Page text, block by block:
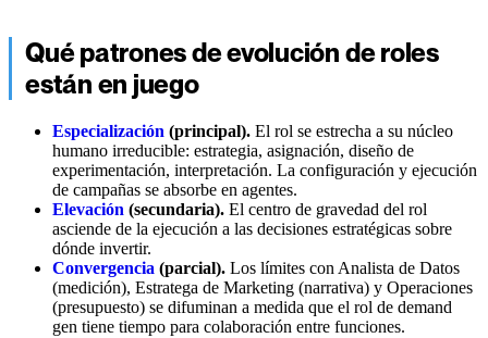
Qué patrones de evolución de roles
están en juego
Especialización (principal). El rol se estrecha a su núcleo
humano irreducible: estrategia, asignación, diseño de
experimentación, interpretación. La configuración y ejecución
de campañas se absorbe en agentes.
Elevación (secundaria). El centro de gravedad del rol
asciende de la ejecución a las decisiones estratégicas sobre
dónde invertir.
Convergencia (parcial). Los límites con Analista de Datos
(medición), Estratega de Marketing (narrativa) y Operaciones
(presupuesto) se difuminan a medida que el rol de demand
gen tiene tiempo para colaboración entre funciones.